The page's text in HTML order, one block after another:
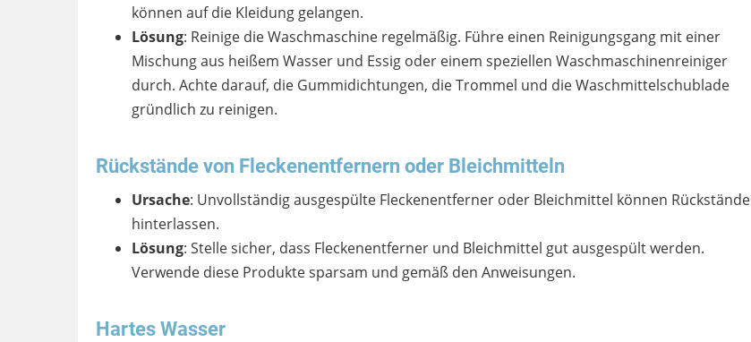
können auf die Kleidung gelangen.
Lösung: Reinige die Waschmaschine regelmäßig. Führe einen Reinigungsgang mit einer
Mischung aus heißem Wasser und Essig oder einem speziellen Waschmaschinenreiniger
durch. Achte darauf, die Gummidichtungen, die Trommel und die Waschmittelschublade
gründlich zu reinigen.
Rückstände von Fleckenentfernern oder Bleichmitteln
Ursache: Unvollständig ausgespülte Fleckenentferner oder Bleichmittel können Rückstände
hinterlassen.
Lösung: Stelle sicher, dass Fleckenentferner und Bleichmittel gut ausgespült werden.
Verwende diese Produkte sparsam und gemäß den Anweisungen.
Hartes Wasser